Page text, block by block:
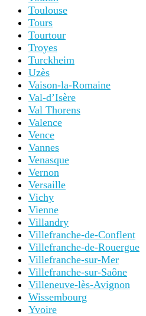
Toulouse
Tours
Tourtour
Troyes
Turckheim
Uzès
Vaison-la-Romaine
Val-d’Isère
Val Thorens
Valence
Vence
Vannes
Venasque
Vernon
Versaille
Vichy
Vienne
Villandry
Villefranche-de-Conflent
Villefranche-de-Rouergue
Villefranche-sur-Mer
Villefranche-sur-Saône
Villeneuve-lès-Avignon
Wissembourg
Yvoire